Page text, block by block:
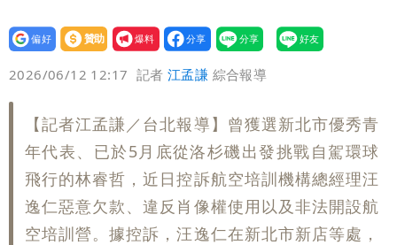
黨墮落還不准人說
13子女擠10坪屋 媽傳返家：我很愛孩
本尊：懊惱到現在
陳時中選前夜「淋雨道歉」 王必勝認：
已知輸了…無奈又不平
大爆發！3颱風+1熱帶低壓 專家逐一分
析對台影響
方志友24歲奉子成婚 昆凌證婚！苦撐
設為
贊助
我要
爆料
2026/06/12 12:17 記者江孟謙 綜合報導
【記者江孟謙／台北報導】曾獲選新北市優秀青
年代表、已於5月底從洛杉磯出發挑戰自駕環球
飛行的林睿哲，近日控訴航空培訓機構總經理汪
逸仁惡意欠款、違反肖像權使用以及非法開設航
空培訓營。據控訴，汪逸仁在新北市新店等處，